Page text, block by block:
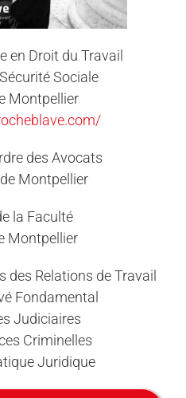
en Droit du Travail
Sociale
Montpellier
des Avocats
Montpellier
la Faculté
Montpellier
des Relations de Travail
Fondamental
Judiciaires
Criminelles
Juridique